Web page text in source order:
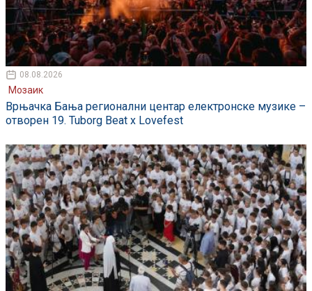
08.08.2026
Мозаик
Врњачка Бања регионални центар електронске музике –
отворен 19. Tuborg Beat x Lovefest